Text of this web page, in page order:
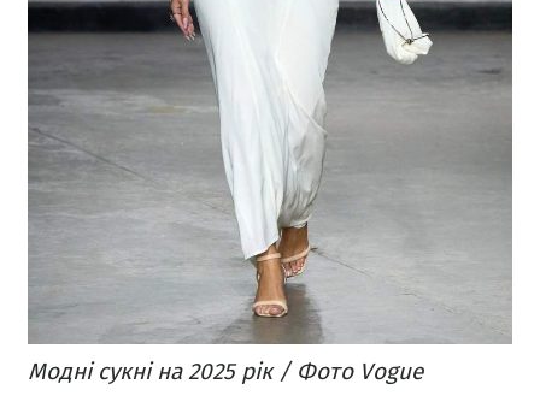
Модні сукні на 2025 рік / Фото Vogue